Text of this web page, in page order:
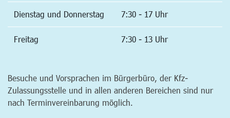
Dienstag und Donnerstag 7:30 - 17 Uhr
Freitag 7:30 - 13 Uhr
Besuche und Vorsprachen im Bürgerbüro, der Kfz-
Zulassungsstelle und in allen anderen Bereichen sind nur
nach Terminvereinbarung möglich.